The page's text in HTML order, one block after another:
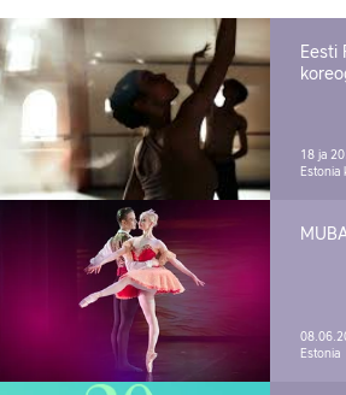
Eesti
18 ja
Estonia
Estonia